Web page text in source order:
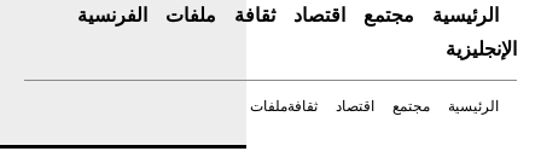
الرئيسية مجتمع اقتصاد ثقافة ملفات
الفرنسية
الإنجليزية
الرئيسية مجتمع اقتصاد ثقافةملفات